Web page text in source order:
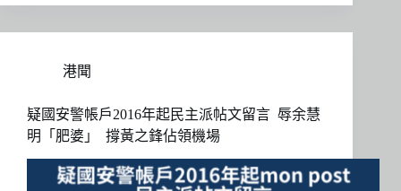
港聞
疑國安警帳戶2016年起民主派帖文留言 辱余慧
明「肥婆」 撐黃之鋒佔領機場